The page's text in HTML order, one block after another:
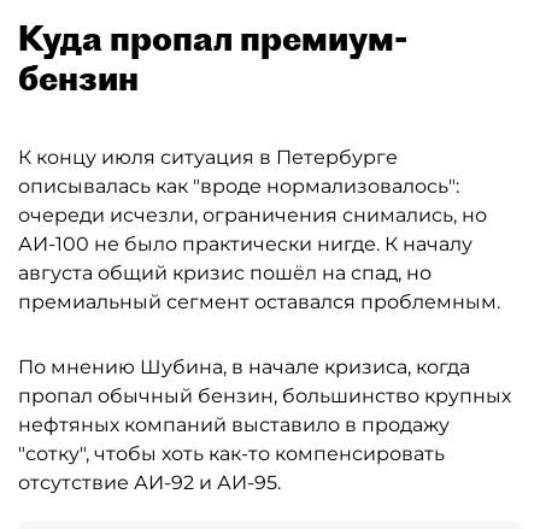
Куда пропал премиум-
бензин
К концу июля ситуация в Петербурге
описывалась как "вроде нормализовалось":
очереди исчезли, ограничения снимались, но
АИ-100 не было практически нигде. К началу
августа общий кризис пошёл на спад, но
премиальный сегмент оставался проблемным.
По мнению Шубина, в начале кризиса, когда
пропал обычный бензин, большинство крупных
нефтяных компаний выставило в продажу
"сотку", чтобы хоть как-то компенсировать
отсутствие АИ-92 и АИ-95.